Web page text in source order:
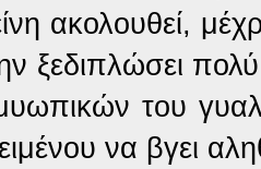
ακολουθεί,
ξεδιπλώσει
του
να βγει